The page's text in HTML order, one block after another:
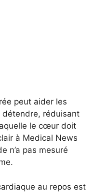
peut aider les
détendre, réduisant
le cœur doit
à Medical News
n’a pas mesuré
au repos est